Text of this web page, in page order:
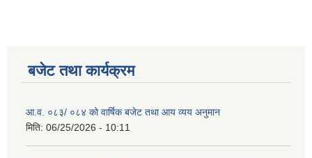
बजेट तथा कार्यक्रम
आ.व. ०८३/ ०८४ को वार्षिक बजेट तथा आय व्यय अनुमान
मिति: 06/25/2026 - 10:11